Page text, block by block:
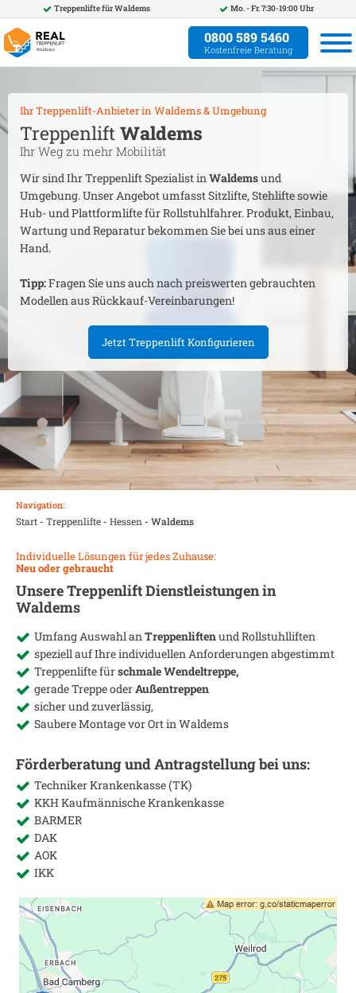
Treppenlifte fürWaldems Mo. - Fr. 7:30-19:00 Uhr
0800 589 5460
Kostenfreie Beratung
Ihr Treppenlift-Anbieter in Waldems& Umgebung
Treppenlift Waldems
Ihr Weg zu mehr Mobilität
Wir sind Ihr Treppenlift Spezialist inWaldemsund
Umgebung. Unser Angebot umfasst Sitzlifte, Stehlifte sowie
Hub- und Plattformlifte für Rollstuhlfahrer. Produkt, Einbau,
Wartung und Reparatur bekommen Sie bei uns aus einer
Hand.
Tipp:Fragen Sie uns auch nach preiswerten gebrauchten
Modellen aus Rückkauf-Vereinbarungen!
Jetzt Treppenlift Konfigurieren
Navigation:
Start- Treppenlifte- Hessen - Waldems
Individuelle Lösungen für jedes Zuhause:
Neu oder gebraucht
Unsere Treppenlift Dienstleistungen in
Waldems
Umfang Auswahl anTreppenliftenund Rollstuhlliften
speziell auf Ihre individuellen Anforderungen abgestimmt
Treppenlifte fürschmale Wendeltreppe,
gerade Treppe oderAußentreppen
sicher und zuverlässig,
Saubere Montage vor Ort inWaldems
Förderberatung und Antragstellung bei uns:
Techniker Krankenkasse (TK)
KKH Kaufmännische Krankenkasse
BARMER
DAK
AOK
IKK